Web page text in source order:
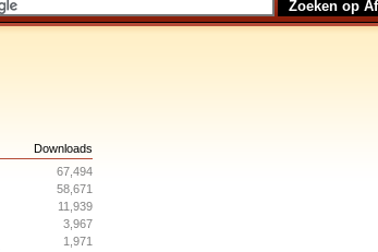
Downloads
67,494
58,671
11,939
3,967
1,971